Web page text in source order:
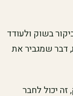
בשוק ולעודד
דבר שמגביר את
זה יכול לחבר